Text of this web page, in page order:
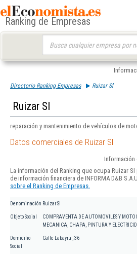
Ranking de Empresas
Directorio Ranking Empresas Ruizar Sl
Ruizar Sl
reparación y mantenimiento de vehículos de
Datos comerciales de Ruizar Sl
La información del Ranking que ocupa Ruizar
de información financiera de INFORMA D&B
sobre el Ranking de Empresas.
Denominación Ruizar Sl
Objeto Social
COMPRAVENTA DE AUTOMOVILES Y
MECANICA, CHAPA, PINTURA Y
Domicilio
Social
Calle Labayru , 36